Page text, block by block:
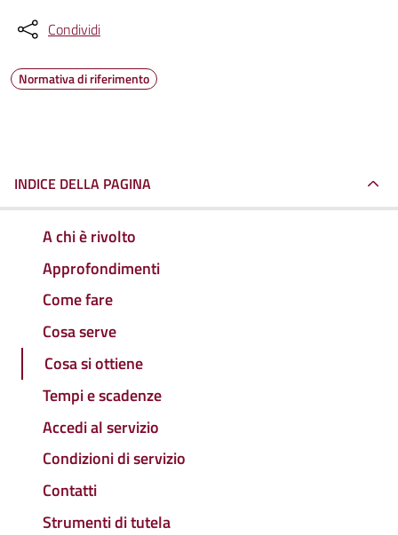
Condividi
Normativa di riferimento
INDICE DELLA PAGINA
A chi è rivolto
Approfondimenti
Come fare
Cosa serve
Cosa si ottiene
Tempi e scadenze
Accedi al servizio
Condizioni di servizio
Contatti
Strumenti di tutela